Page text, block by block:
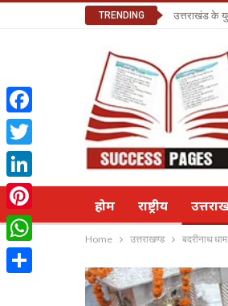
TRENDING उत्तराखंड के
होम राष्ट्रीय
Home उत्तराखण्ड बदरीनाथ
Facebook
Twitter
LinkedIn
Pinterest
WhatsApp